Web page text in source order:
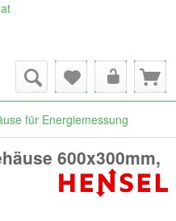
für Energiemessung
600x300mm,